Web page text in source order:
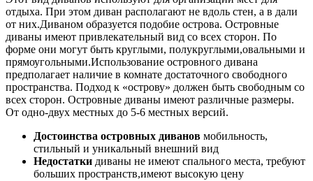
отдыха. При этом диван располагают не вдоль стен, а в дали
от них.Диваном образуется подобие острова. Островные
диваны имеют привлекательный вид со всех сторон. По
форме они могут быть круглыми, полукруглыми,овальными и
прямоугольными.Использование островного дивана
предполагает наличие в комнате достаточного свободного
пространства. Подход к «острову» должен быть свободным со
всех сторон. Островные диваны имеют различные размеры.
От одно-двух местных до 5-6 местных версий.
Достоинства островных диванов мобильность,
стильный и уникальный внешний вид
Недостатки диваны не имеют спального места, требуют
больших пространств,имеют высокую цену